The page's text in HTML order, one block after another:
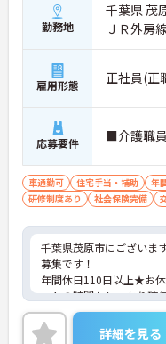
勤務地
千葉県 茂
ＪＲ外房
雇用形態 正社員(正
応募要件 ■介護職
車通勤可 住宅手当・補助 年
研修制度あり
社会保険完備
千葉県茂原市にございま
募集です！
年間休日110日以上★お
ートの時間もしっかり確
ご興味のある方は、マイ
せください。詳細を見る